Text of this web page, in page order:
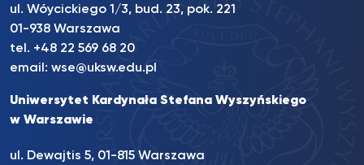
ul. Wóycickiego 1/3, bud. 23, pok. 221
01-938 Warszawa
tel. +48 22 569 68 20
email: wse@uksw.edu.pl
Uniwersytet Kardynała Stefana Wyszyńskiego
w Warszawie
ul. Dewajtis 5, 01-815 Warszawa